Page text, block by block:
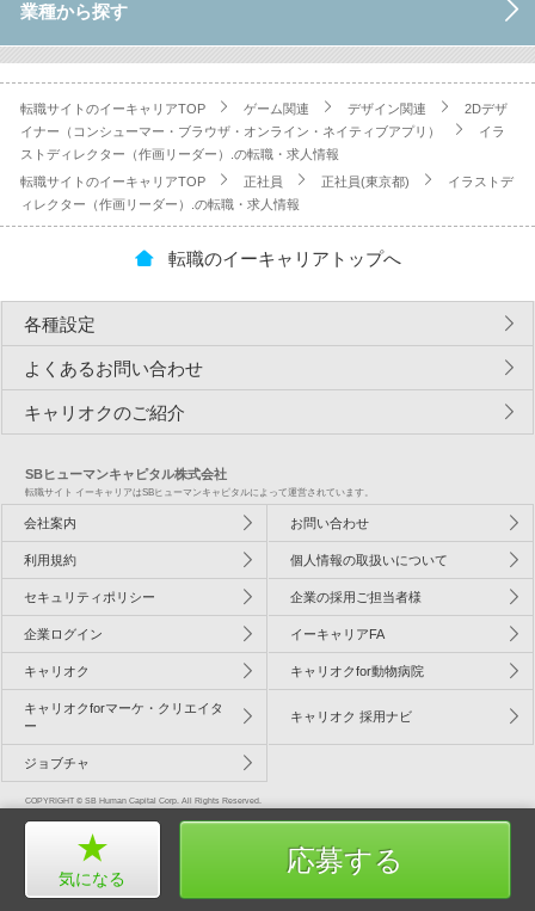
応募する
気になる
業種から探す
転職サイトのイーキャリアTOP ゲーム関連 デザイン関連
2Dデザ
イナー（コンシューマー・ブラウザ・オンライン・ネイティブアプリ）
イラ
ストディレクター（作画リーダー）.の転職・求人情報
転職サイトのイーキャリアTOP
正社員 正社員(東京都)
イラストデ
ィレクター（作画リーダー）.の転職・求人情報
転職のイーキャリアトップへ
各種設定
よくあるお問い合わせ
キャリオクのご紹介
SBヒューマンキャピタル株式会社
転職サイト イーキャリアはSBヒューマンキャピタルによって運営されています。
会社案内 お問い合わせ
利用規約 個人情報の取扱いについて
セキュリティポリシー 企業の採用ご担当者様
企業ログイン イーキャリアFA
キャリオク キャリオクfor動物病院
キャリオクforマーケ・クリエイタ
ー
キャリオク 採用ナビ
ジョブチャ
COPYRIGHT © SB Human Capital Corp. All Rights Reserved.